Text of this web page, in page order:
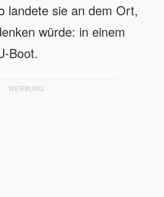
landete sie an dem Ort,
würde: in einem
Boot.
WERBUNG